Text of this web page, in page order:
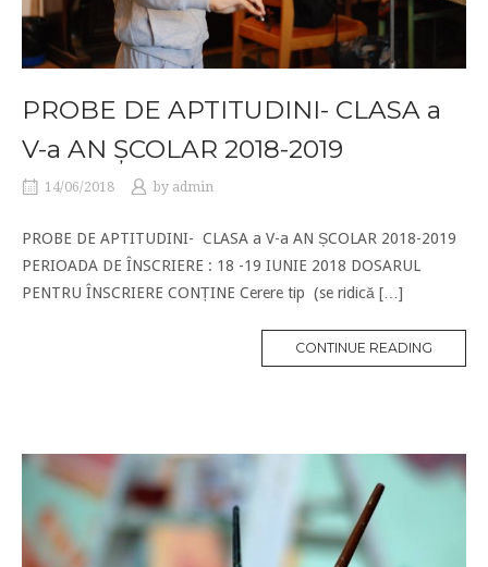
PROBE DE APTITUDINI- CLASA a
V-a AN ȘCOLAR 2018-2019
14/06/2018 by admin
PROBE DE APTITUDINI- CLASA a V-a AN ȘCOLAR 2018-2019
PERIOADA DE ÎNSCRIERE : 18 -19 IUNIE 2018 DOSARUL
PENTRU ÎNSCRIERE CONȚINE Cerere tip (se ridică […]
CONTINUE READING